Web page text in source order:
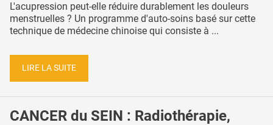
L'acupression peut-elle réduire durablement les douleurs
menstruelles ? Un programme d'auto-soins basé sur cette
technique de médecine chinoise qui consiste à ...
LIRE LA SUITE
CANCER du SEIN : Radiothérapie,